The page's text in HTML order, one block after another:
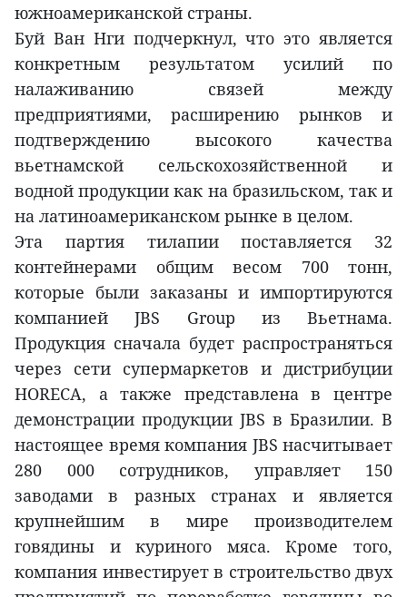
южноамериканской страны.
Буй Ван Нги подчеркнул, что это является
конкретным результатом усилий по
налаживанию связей между
предприятиями, расширению рынков и
подтверждению высокого качества
вьетнамской сельскохозяйственной и
водной продукции как на бразильском, так и
на латиноамериканском рынке в целом.
Эта партия тилапии поставляется 32
контейнерами общим весом 700 тонн,
которые были заказаны и импортируются
компанией JBS Group из Вьетнама.
Продукция сначала будет распространяться
через сети супермаркетов и дистрибуции
HORECA, а также представлена в центре
демонстрации продукции JBS в Бразилии. В
настоящее время компания JBS насчитывает
280 000 сотрудников, управляет 150
заводами в разных странах и является
крупнейшим в мире производителем
говядины и куриного мяса. Кроме того,
компания инвестирует в строительство двух